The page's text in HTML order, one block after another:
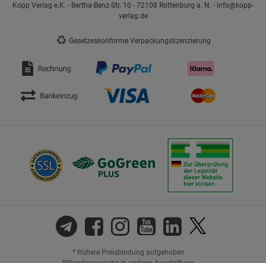
Kopp Verlag e.K. - Bertha-Benz-Str. 10 - 72108 Rottenburg a. N. - info@kopp-
verlag.de
♻ Gesetzeskonforme Verpackungslizenzierung
* frühere Preisbindung aufgehoben